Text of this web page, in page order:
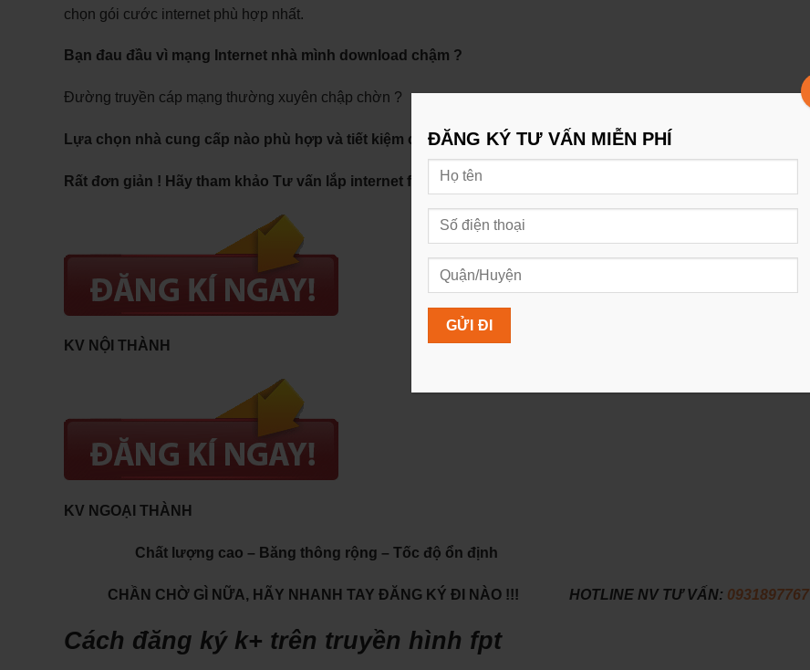
chọn gói cước internet phù hợp nhất.
Bạn đau đầu vì mạng Internet nhà mình download chậm ?
Đường truyền cáp mạng thường xuyên chập chờn ?
Lựa chọn nhà cung cấp nào phù hợp và tiết kiệm chi phí nhất ?
Rất đơn giản ! Hãy tham khảo Tư vấn lắp internet fpt quận Gò Vấp của chúng tôi !!!
KV NỘI THÀNH
KV NGOẠI THÀNH
Chất lượng cao – Băng thông rộng – Tốc độ ổn định
CHẦN CHỜ GÌ NỮA, HÃY NHANH TAY ĐĂNG KÝ ĐI NÀO !!! HOTLINE NV TƯ VẤN: 0931897767
Cách đăng ký k+ trên truyền hình fpt
ĐĂNG KÝ TƯ VẤN MIỄN PHÍ